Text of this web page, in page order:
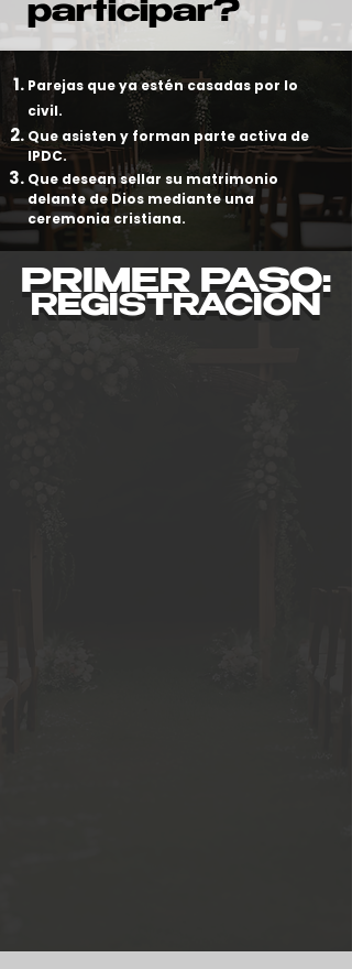
participar?
Parejas que ya estén casadas por lo
civil.
Que asisten y forman parte activa de
IPDC.
Que desean sellar su matrimonio
delante de Dios mediante una
ceremonia cristiana.
PRIMER PASO:
REGISTRACION